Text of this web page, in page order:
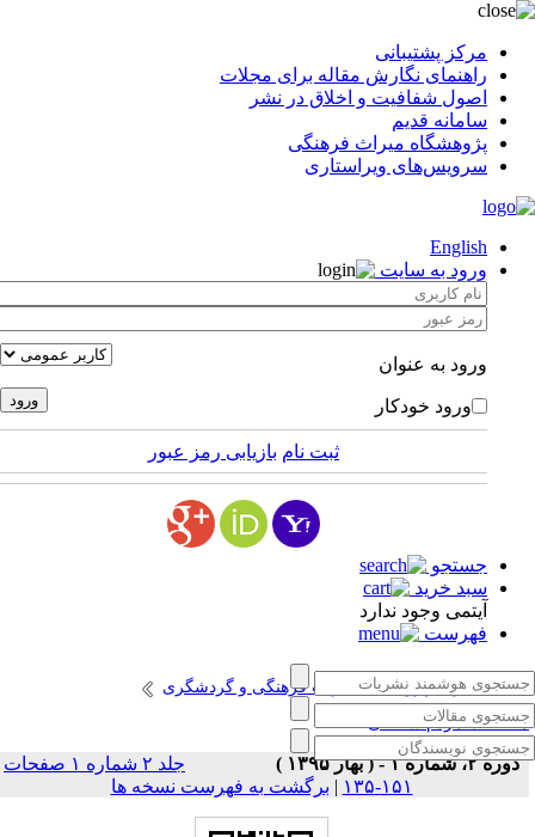
مرکز پشتیبانی
راهنمای نگارش مقاله برای مجلات
اصول شفافیت و اخلاق در نشر
سامانه قدیم
پژوهشگاه میراث فرهنگی
سرویس‌های ویراستاری
English
ورود به سایت
ورود به عنوان
ورود خودکار
ثبت نام بازیابی رمز عبور
جستجو
سبد خرید
آیتمی وجود ندارد
فهرست
انتشارات پژوهشگاه میراث فرهنگی و گردشگری
مردم شناختی
دوره ۲، شماره ۱ - ( بهار ۱۳۹۵ )
جلد ۲ شماره ۱ صفحات
۱۵۱-۱۳۵
| برگشت به فهرست نسخه ها